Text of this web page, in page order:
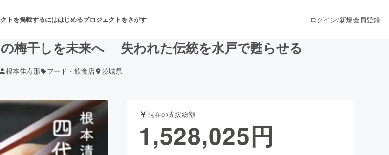
トを掲載するにははじめるプロジェクトをさがす
舞台・パフォーマンス
ス開発 フード・飲食店 ファッション
ログイン/新規会員登録
梅干しを未来へ 失われた伝統を水戸で甦らせる
根本佳寿那 フード・飲食店 茨城県
現在の支援総額
1,528,025円